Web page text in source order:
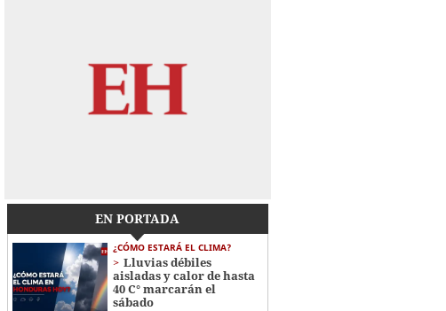
EN PORTADA
¿CÓMO ESTARÁ EL CLIMA?
Lluvias débiles
aisladas y calor de hasta
40 C° marcarán el
sábado